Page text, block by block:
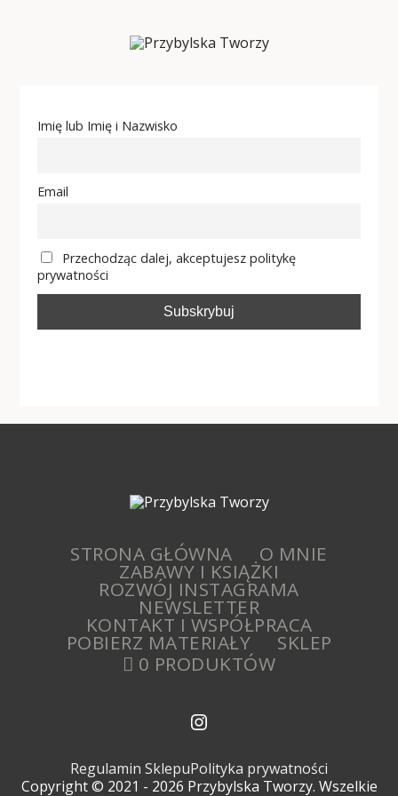
Imię lub Imię i Nazwisko
Email
Przechodząc dalej, akceptujesz politykę
prywatności
STRONA GŁÓWNA O MNIE
ZABAWY I KSIĄŻKI
ROZWÓJ INSTAGRAMA
NEWSLETTER
KONTAKT I WSPÓŁPRACA
POBIERZ MATERIAŁY
SKLEP
0 PRODUKTÓW
Regulamin SklepuPolityka prywatności
Copyright © 2021 - 2026 Przybylska Tworzy. Wszelkie